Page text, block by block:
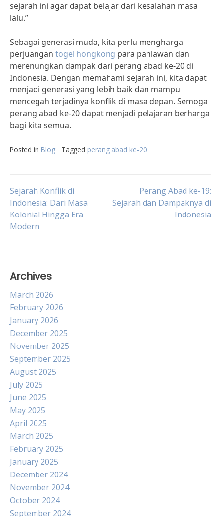
sejarah ini agar dapat belajar dari kesalahan masa
lalu.”
Sebagai generasi muda, kita perlu menghargai
perjuangan togel hongkong para pahlawan dan
merenungkan dampak dari perang abad ke-20 di
Indonesia. Dengan memahami sejarah ini, kita dapat
menjadi generasi yang lebih baik dan mampu
mencegah terjadinya konflik di masa depan. Semoga
perang abad ke-20 dapat menjadi pelajaran berharga
bagi kita semua.
Posted in Blog Tagged perang abad ke-20
Post
navigation
Sejarah Konflik di
Indonesia: Dari Masa
Kolonial Hingga Era
Modern
Perang Abad ke-19:
Sejarah dan Dampaknya di
Indonesia
Archives
March 2026
February 2026
January 2026
December 2025
November 2025
September 2025
August 2025
July 2025
June 2025
May 2025
April 2025
March 2025
February 2025
January 2025
December 2024
November 2024
October 2024
September 2024